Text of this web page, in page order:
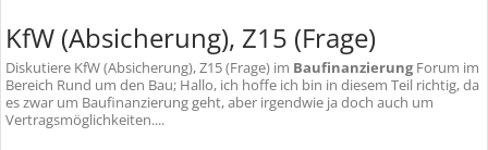
KfW (Absicherung), Z15 (Frage)
Diskutiere KfW (Absicherung), Z15 (Frage) im Baufinanzierung Forum im
Bereich Rund um den Bau; Hallo, ich hoffe ich bin in diesem Teil richtig, da
es zwar um Baufinanzierung geht, aber irgendwie ja doch auch um
Vertragsmöglichkeiten....